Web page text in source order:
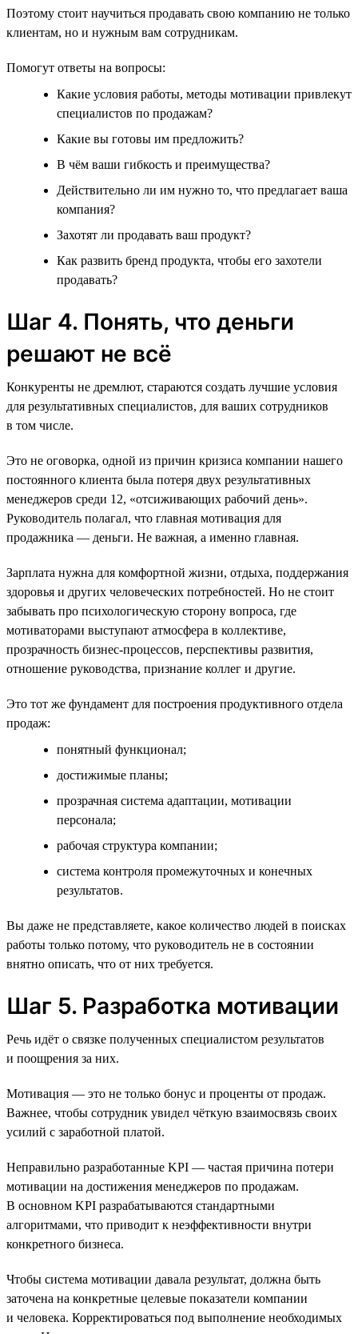
Поэтому стоит научиться продавать свою компанию не только
клиентам, но и нужным вам сотрудникам.
Помогут ответы на вопросы:
Какие условия работы, методы мотивации привлекут
специалистов по продажам?
Какие вы готовы им предложить?
В чём ваши гибкость и преимущества?
Действительно ли им нужно то, что предлагает ваша
компания?
Захотят ли продавать ваш продукт?
Как развить бренд продукта, чтобы его захотели
продавать?
Шаг 4. Понять, что деньги
решают не всё
Конкуренты не дремлют, стараются создать лучшие условия
для результативных специалистов, для ваших сотрудников
в том числе.
Это не оговорка, одной из причин кризиса компании нашего
постоянного клиента была потеря двух результативных
менеджеров среди 12, «отсиживающих рабочий день».
Руководитель полагал, что главная мотивация для
продажника — деньги. Не важная, а именно главная.
Зарплата нужна для комфортной жизни, отдыха, поддержания
здоровья и других человеческих потребностей. Но не стоит
забывать про психологическую сторону вопроса, где
мотиваторами выступают атмосфера в коллективе,
прозрачность бизнес-процессов, перспективы развития,
отношение руководства, признание коллег и другие.
Это тот же фундамент для построения продуктивного отдела
продаж:
понятный функционал;
достижимые планы;
прозрачная система адаптации, мотивации
персонала;
рабочая структура компании;
система контроля промежуточных и конечных
результатов.
Вы даже не представляете, какое количество людей в поисках
работы только потому, что руководитель не в состоянии
внятно описать, что от них требуется.
Шаг 5. Разработка мотивации
Речь идёт о связке полученных специалистом результатов
и поощрения за них.
Мотивация — это не только бонус и проценты от продаж.
Важнее, чтобы сотрудник увидел чёткую взаимосвязь своих
усилий с заработной платой.
Неправильно разработанные KPI — частая причина потери
мотивации на достижения менеджеров по продажам.
В основном KPI разрабатываются стандартными
алгоритмами, что приводит к неэффективности внутри
конкретного бизнеса.
Чтобы система мотивации давала результат, должна быть
заточена на конкретные целевые показатели компании
и человека. Корректироваться под выполнение необходимых